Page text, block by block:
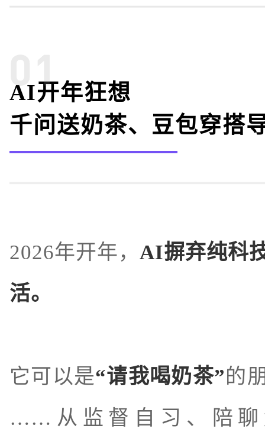
AI开年狂想
千问送奶茶、豆包穿搭
2026年开年，AI摒弃纯科
活。
它可以是“请我喝奶茶”的
……从监督自习、陪聊